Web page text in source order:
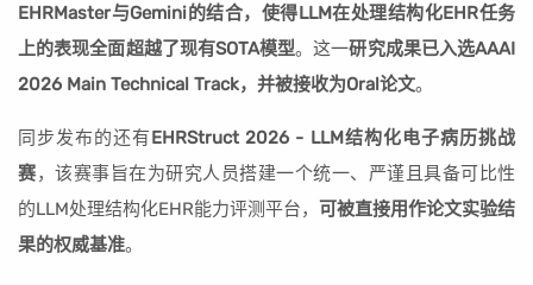
EHRMaster与Gemini的结合，使得LLM在处理结构化EHR任务
上的表现全面超越了现有SOTA模型。这一研究成果已入选AAAI
2026 Main Technical Track，并被接收为Oral论文。
同步发布的还有EHRStruct 2026 - LLM结构化电子病历挑战
赛，该赛事旨在为研究人员搭建一个统一、严谨且具备可比性
的LLM处理结构化EHR能力评测平台， 可被直接用作论文实验结
果的权威基准。